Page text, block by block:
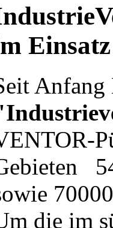
Einsatz
die im